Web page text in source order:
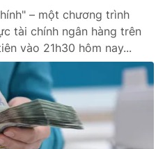
– một chương trình
tài chính ngân hàng trên
vào 21h30 hôm nay...